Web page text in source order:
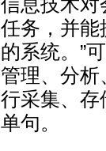
信息技术对
任务，并能
的系统。”
管理、分析
行采集、存
单句。